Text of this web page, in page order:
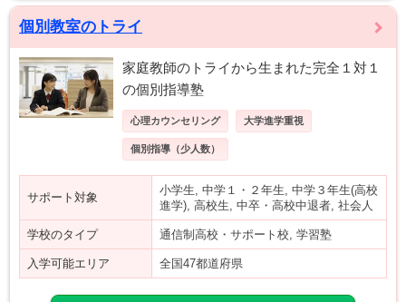
個別教室のトライ
家庭教師のトライから生まれた完全１対１
の個別指導塾
心理カウンセリング 大学進学重視
個別指導（少人数）
サポート対象
小学生, 中学１・２年生, 中学３年生(高校
進学), 高校生, 中卒・高校中退者, 社会人
学校のタイプ 通信制高校・サポート校, 学習塾
入学可能エリア 全国47都道府県